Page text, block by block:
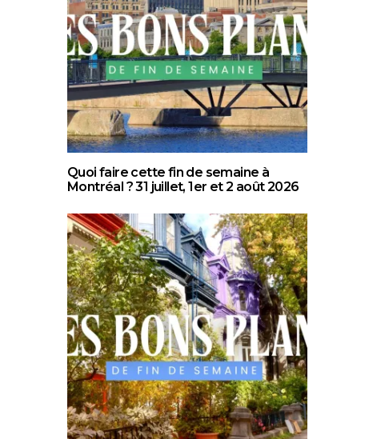
Quoi faire cette fin de semaine à
Montréal ? 31 juillet, 1er et 2 août 2026